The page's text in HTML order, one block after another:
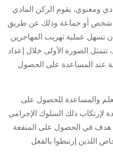
ومعنوي، يقوم الركن المادي
شخص أو جماعة وذلك عن طريق
تسهل عملية تهريب المهاجرين
الصورة الأولى خلال إعداد
عند المساعدة على الحصول
والمساعدة للحصول على
لإرتكاب ذلك السلوك الإجرامي
هدف في الحصول على المنفعة
اللذين إرتبطوا بالفعل